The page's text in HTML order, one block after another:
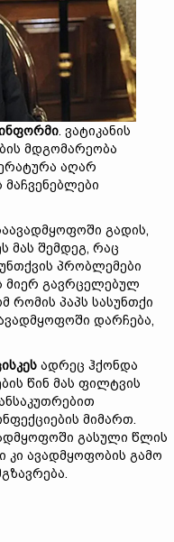
. ვატიკანის
მდგომარეობა
აღარ
გადის,
მას შემდეგ, რაც
პრობლემები
მიერ გავრცელებულ
რომის პაპს სასუნთქი
დარჩება,
ადრეც ჰქონდა
წინ მას ფილტვის
მიმართ.
გასული წლის
კი ავადმყოფობის გამო